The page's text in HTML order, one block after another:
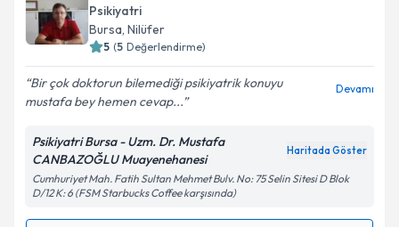
Psikiyatri
Bursa, Nilüfer
5 (5 Değerlendirme)
Bir çok doktorun bilemediği psikiyatrik konuyu
mustafa bey hemen cevap...
Devamı
Psikiyatri Bursa - Uzm. Dr. Mustafa
CANBAZOĞLU Muayenehanesi
Haritada Göster
Cumhuriyet Mah. Fatih Sultan Mehmet Bulv. No: 75 Selin Sitesi D Blok
D/12 K: 6 (FSM Starbucks Coffee karşısında)